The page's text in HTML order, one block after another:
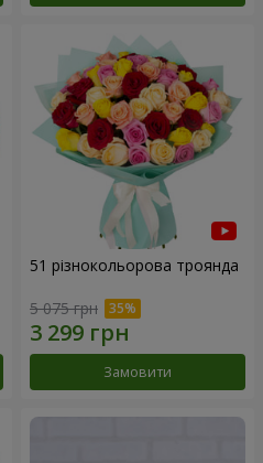
51 різнокольорова троянда
5 075 грн
Замовити